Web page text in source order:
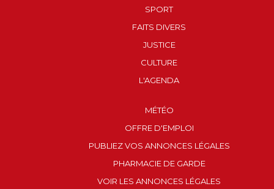
SPORT
FAITS DIVERS
JUSTICE
CULTURE
L'AGENDA
MÉTÉO
OFFRE D'EMPLOI
PUBLIEZ VOS ANNONCES LÉGALES
PHARMACIE DE GARDE
VOIR LES ANNONCES LÉGALES